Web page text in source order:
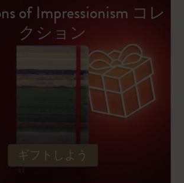
of Impressionism コレ
クション
ギフトしよう